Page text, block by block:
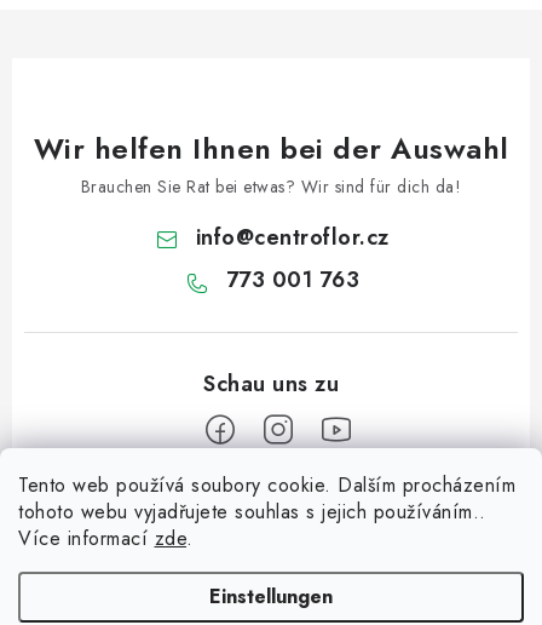
Tento web používá soubory cookie. Dalším procházením
tohoto webu vyjadřujete souhlas s jejich používáním..
Více informací zde.
Einstellungen
Wir helfen Ihnen bei der Auswahl
Brauchen Sie Rat bei etwas? Wir sind für dich da!
info@centroflor.cz
773 001 763
Informace pro vás